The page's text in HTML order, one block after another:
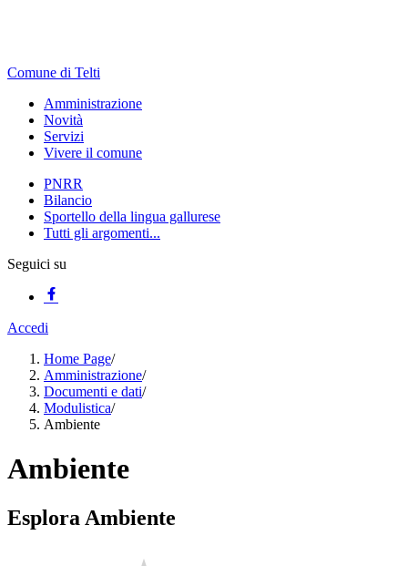
Comune di Telti
Amministrazione
Novità
Servizi
Vivere il comune
PNRR
Bilancio
Sportello della lingua gallurese
Tutti gli argomenti...
Seguici su
Accedi
Home Page/
Amministrazione/
Documenti e dati/
Modulistica/
Ambiente
Ambiente
Esplora Ambiente